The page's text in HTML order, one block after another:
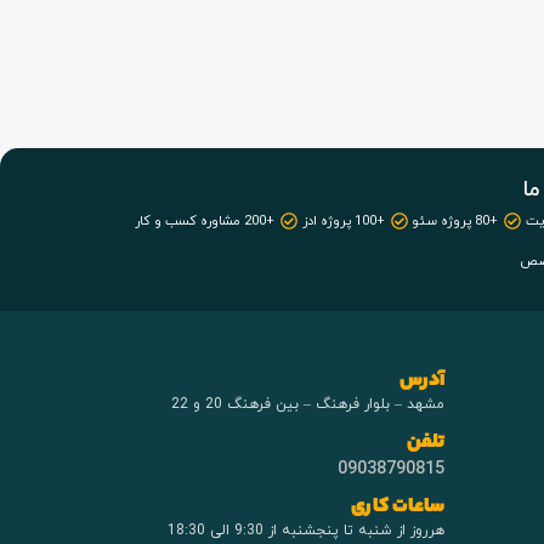
+80 پروژه سئو +100 پروژه ادز
+200 مشاوره کسب و کار
آدرس
مشهد – بلوار فرهنگ – بین فرهنگ 20 و 22
تلفن
09038790815
ساعات کاری
هرروز از شنبه تا پنجشنبه از 9:30 الی 18:30